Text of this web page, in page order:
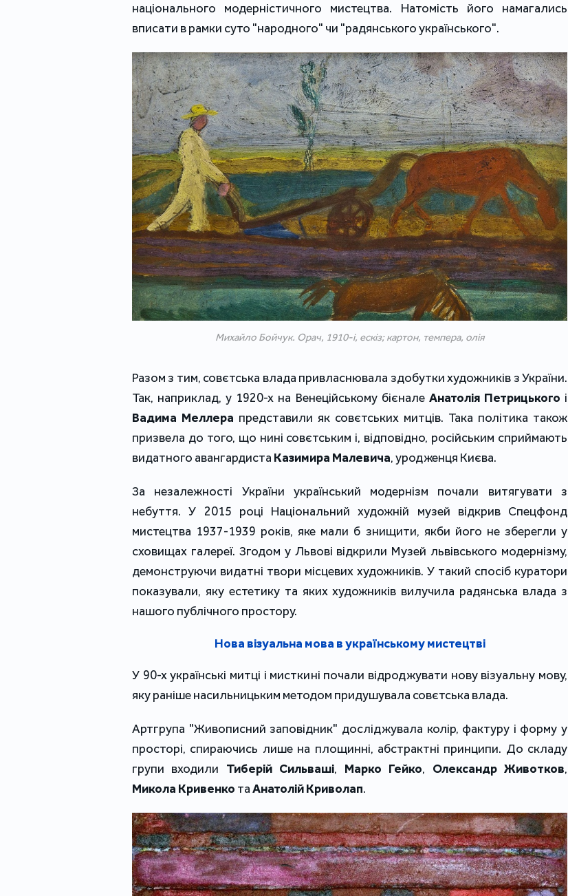
національного модерністичного мистецтва. Натомість його намагались
вписати в рамки суто "народного" чи "радянського українського".
Михайло Бойчук. Орач, 1910-і, ескіз; картон, темпера, олія
Разом з тим, совєтська влада привласнювала здобутки художників з України.
Так, наприклад, у 1920-х на Венеційському бієнале Анатолія Петрицького і
Вадима Меллера представили як совєтських митців. Така політика також
призвела до того, що нині совєтським і, відповідно, російським сприймають
видатного авангардиста Казимира Малевича, уродженця Києва.
За незалежності України український модернізм почали витягувати з
небуття. У 2015 році Національний художній музей відкрив Спецфонд
мистецтва 1937-1939 років, яке мали б знищити, якби його не зберегли у
сховищах галереї. Згодом у Львові відкрили Музей львівського модернізму,
демонструючи видатні твори місцевих художників. У такий спосіб куратори
показували, яку естетику та яких художників вилучила радянська влада з
нашого публічного простору.
Нова візуальна мова в українському мистецтві
У 90-х українські митці і мисткині почали відроджувати нову візуальну мову,
яку раніше насильницьким методом придушувала совєтська влада.
Артгрупа "Живописний заповідник" досліджувала колір, фактуру і форму у
просторі, спираючись лише на площинні, абстрактні принципи. До складу
групи входили Тиберій Сильваші, Марко Гейко, Олександр Животков,
Микола Кривенко таАнатолій Криволап.